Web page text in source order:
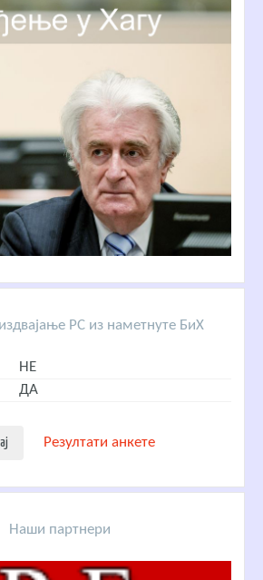
РС из наметнуте БиХ
НЕ
ДА
Резултати анкете
Наши партнери